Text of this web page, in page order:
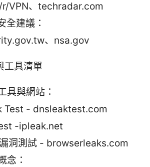
VPN、techradar.com
全建議：
、nsa.gov
工具清單
具與網站：
Test - dnsleaktest.com
-ipleak.net
洞測試 - browserleaks.com
念：